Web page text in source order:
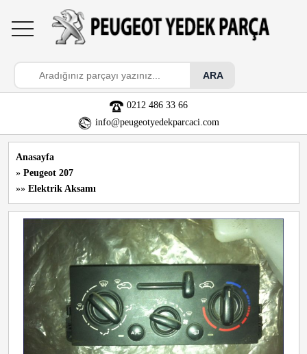
toggle
navigation
0212 486 33 66
info@peugeotyedekparcaci.com
Anasayfa
» Peugeot 207
»» Elektrik Aksamı